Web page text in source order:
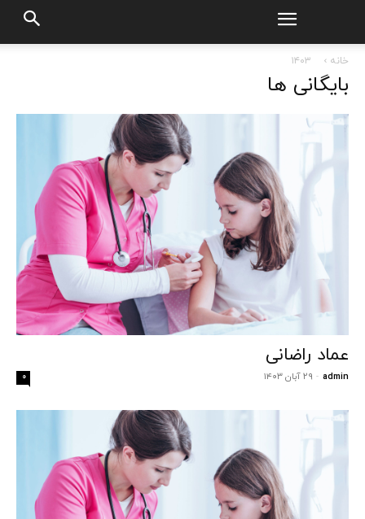
خانه ۱۴۰۳
بایگانی ها
عماد راضانی
admin
- ۲۹ آبان ۱۴۰۳ ۰